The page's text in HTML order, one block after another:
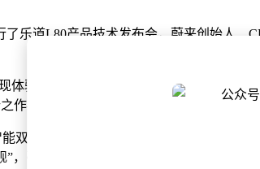
乐道L80产品技术发布会，蔚来创始人
体验革新。基于对大五座SUV用户“空间
作——乐道L80，为大五座SUV用户带来“
双舱大五座旗舰SUV，全面搭载乐道在
，引领8系SUV竞争升维。